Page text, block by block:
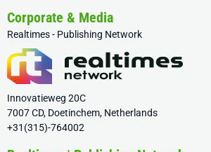
Corporate & Media
Realtimes - Publishing Network
Innovatieweg 20C
7007 CD, Doetinchem, Netherlands
+31(315)-764002